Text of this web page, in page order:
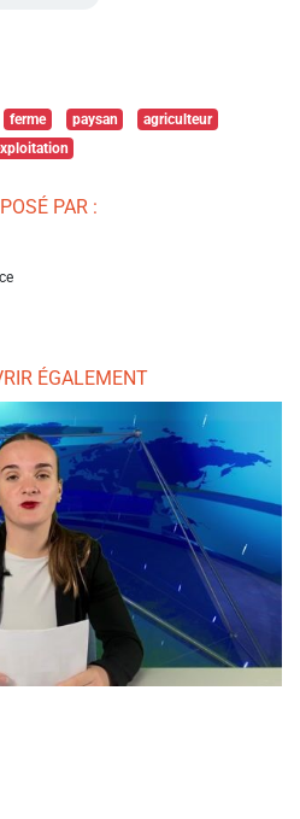
ferme paysan
agriculteur
PAR :
ÉGALEMENT